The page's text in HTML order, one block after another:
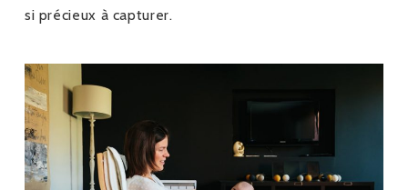
si précieux à capturer.